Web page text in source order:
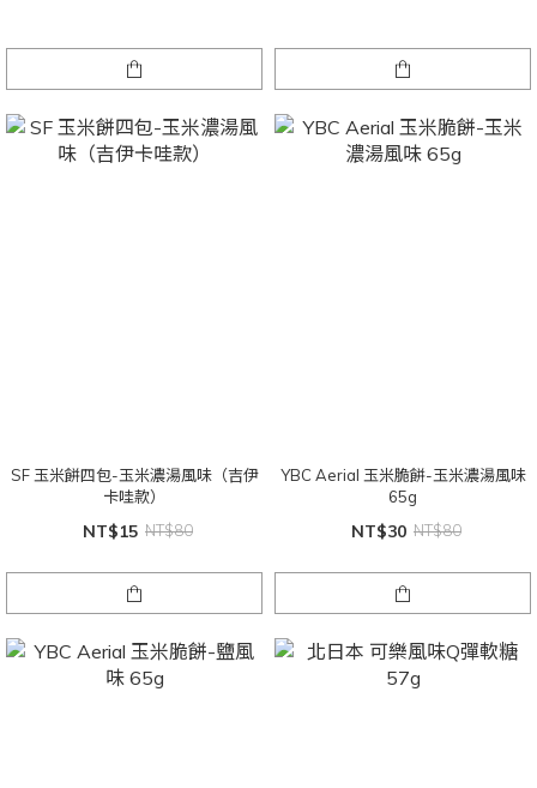
SF 玉米餅四包-玉米濃湯風味（吉伊
卡哇款）
NT$15 NT$80
YBC Aerial 玉米脆餅-玉米濃湯風味
65g
NT$30 NT$80